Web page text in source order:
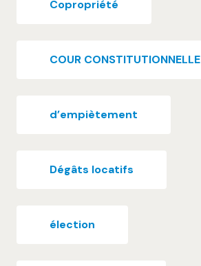
Copropriété
COUR CONSTITUTIONNELLE
d’empiètement
Dégâts locatifs
élection